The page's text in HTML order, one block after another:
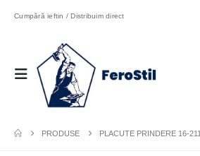
Cumpără ieftin / Distribuim direct
PRODUSE PLACUTE PRINDERE 16-211